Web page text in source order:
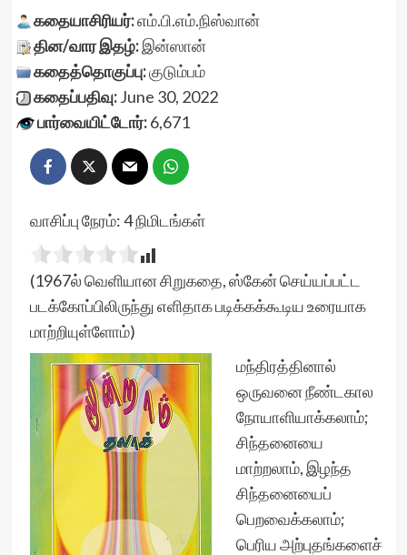
கதையாசிரியர்:எம்.பி.எம்.நிஸ்வான்
தின/வார இதழ்: இன்ஸான்
கதைத்தொகுப்பு:குடும்பம்
கதைப்பதிவு:June 30, 2022
பார்வையிட்டோர்:6,671
வாசிப்பு நேரம்:4நிமிடங்கள்
(1967ல் வெளியான சிறுகதை, ஸ்கேன் செய்யப்பட்ட
படக்கோப்பிலிருந்து எளிதாக படிக்கக்கூடிய உரையாக
மாற்றியுள்ளோம்)
மந்திரத்தினால்
ஒருவனை நீண்டகால
நோயாளியாக்கலாம்;
சிந்தனையை
மாற்றலாம், இழந்த
சிந்தனையைப்
பெறவைக்கலாம்;
பெரிய அற்புதங்களைச்